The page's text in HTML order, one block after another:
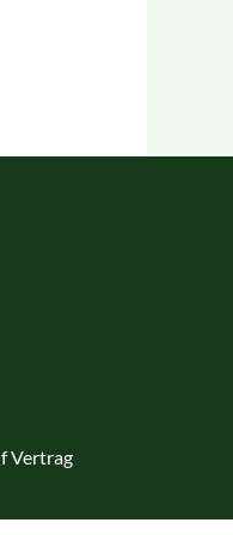
Vertrag